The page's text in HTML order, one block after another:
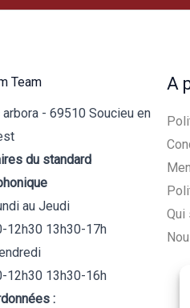
Team
arbora - 69510 Soucieu en
du standard
au Jeudi
12h30 13h30-17h
12h30 13h30-16h
:
A
Qui